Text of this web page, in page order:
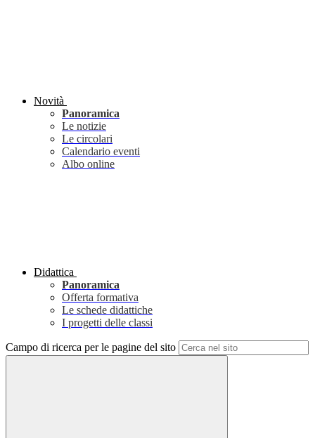
Novità
Panoramica
Le notizie
Le circolari
Calendario eventi
Albo online
Didattica
Panoramica
Offerta formativa
Le schede didattiche
I progetti delle classi
Campo di ricerca per le pagine del sito